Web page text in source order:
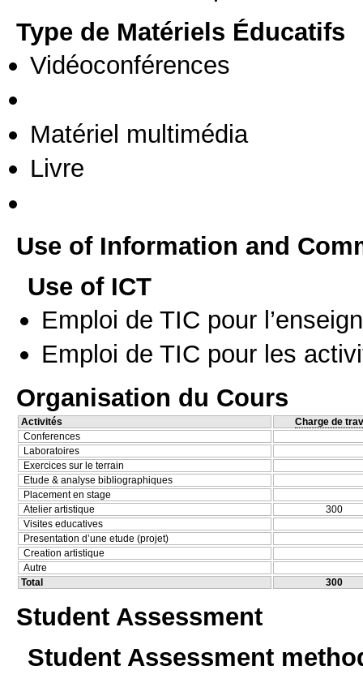
Type de Matériels Éducatifs
Vidéoconférences
Matériel multimédia
Livre
Use of Information and
Use of ICT
Emploi de TIC pour
Emploi de TIC pour les
Organisation du Cours
Activités
Charge de
Conferences
Laboratoires
Exercices sur le terrain
Etude & analyse bibliographiques
Placement en stage
Atelier artistique
300
Visites educatives
Presentation d’une etude (projet)
Creation artistique
Autre
Total
300
Student Assessment
Student Assessment